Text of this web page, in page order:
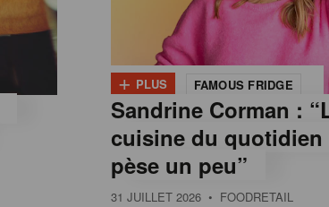
+ PLUS FAMOUS FRIDGE
Sandrine Corman :
cuisine du quotidien
pèse un peu”
31 JUILLET 2026 • FOODRETAIL